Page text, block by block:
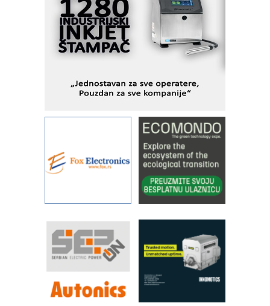
KIP KOP – napredna rešenja za
savremene industrijske i logističke
objekte
Alba d.o.o. – 35 godina preciznosti u
IBeRTIM - oprema za ispitivanje
STAUFF – Komponente koje
povećavaju pouzdanost hidrauličkih
YAMADA pumpe – japanska
pouzdanost u transferu fluida
Filtration Group Industrial – Napredna
rešenja za filtraciju u hidrauličkim i
RILINEX kompanije Rittal
FANUC: Najbolje za vašu pametnu
automatizaciju
Efikasno upravljanje energijom
Automatizacija pakovanja · Display